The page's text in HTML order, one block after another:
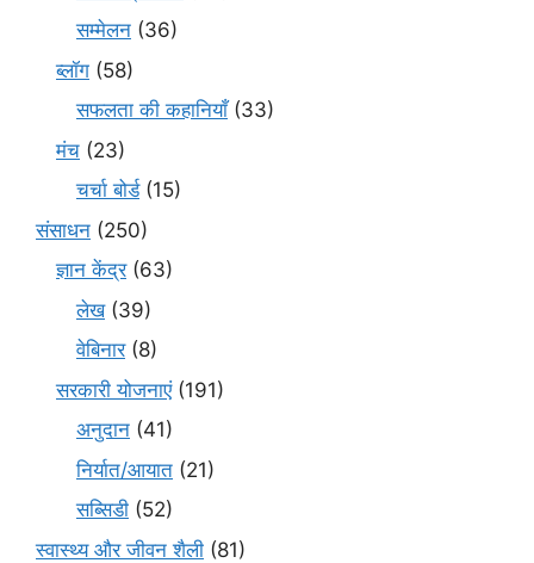
सम्मेलन (36)
ब्लॉग (58)
सफलता की कहानियाँ(33)
मंच (23)
चर्चा बोर्ड(15)
संसाधन (250)
ज्ञान केंद्र(63)
लेख(39)
वेबिनार(8)
सरकारी योजनाएं(191)
अनुदान (41)
निर्यात/आयात (21)
सब्सिडी (52)
स्वास्थ्य और जीवन शैली (81)